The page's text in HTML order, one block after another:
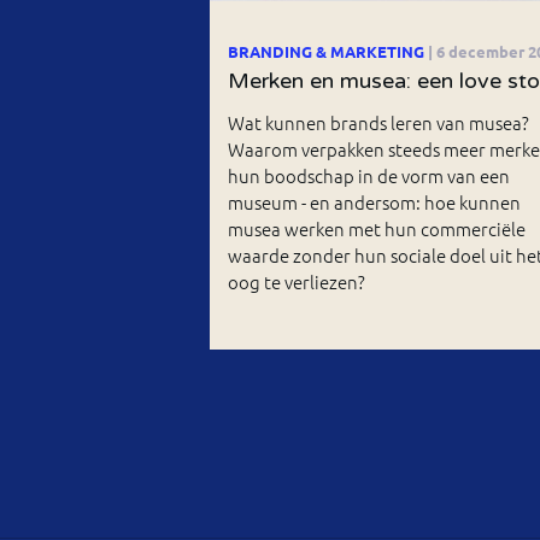
BRANDING & MARKETING | 6 december
Merken en musea: een love
Wat kunnen brands leren van musea?
Waarom verpakken steeds meer
hun boodschap in de vorm van een
museum - en andersom: hoe kunnen
musea werken met hun commerciële
waarde zonder hun sociale doel uit
oog te verliezen?